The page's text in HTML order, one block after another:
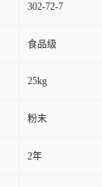
302-72-7
食品级
25kg
粉末
2年